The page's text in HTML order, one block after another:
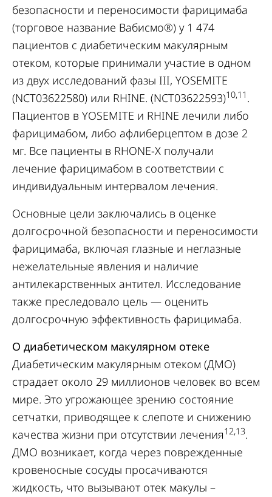
безопасности и переносимости фарицимаба
(торговое название Вабисмо®) у 1 474
пациентов с диабетическим макулярным
отеком, которые принимали участие в одном
из двух исследований фазы III, YOSEMITE
(NCT03622580) или RHINE. (NCT03622593)10,11 .
Пациентов в YOSEMITE и RHINE лечили либо
фарицимабом, либо афлиберцептом в дозе 2
мг. Все пациенты в RHONE-X получали
лечение фарицимабом в соответствии с
индивидуальным интервалом лечения.
Основные цели заключались в оценке
долгосрочной безопасности и переносимости
фарицимаба, включая глазные и неглазные
нежелательные явления и наличие
антилекарственных антител. Исследование
также преследовало цель — оценить
долгосрочную эффективность фарицимаба.
О диабетическом макулярном отеке
Диабетическим макулярным отеком (ДМО)
страдает около 29 миллионов человек во всем
мире. Это угрожающее зрению состояние
сетчатки, приводящее к слепоте и снижению
качества жизни при отсутствии лечения12,13.
ДМО возникает, когда через поврежденные
кровеносные сосуды просачиваются
жидкость, что вызывают отек макулы –